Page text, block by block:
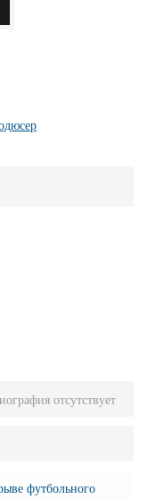
отсутствует
футбольного